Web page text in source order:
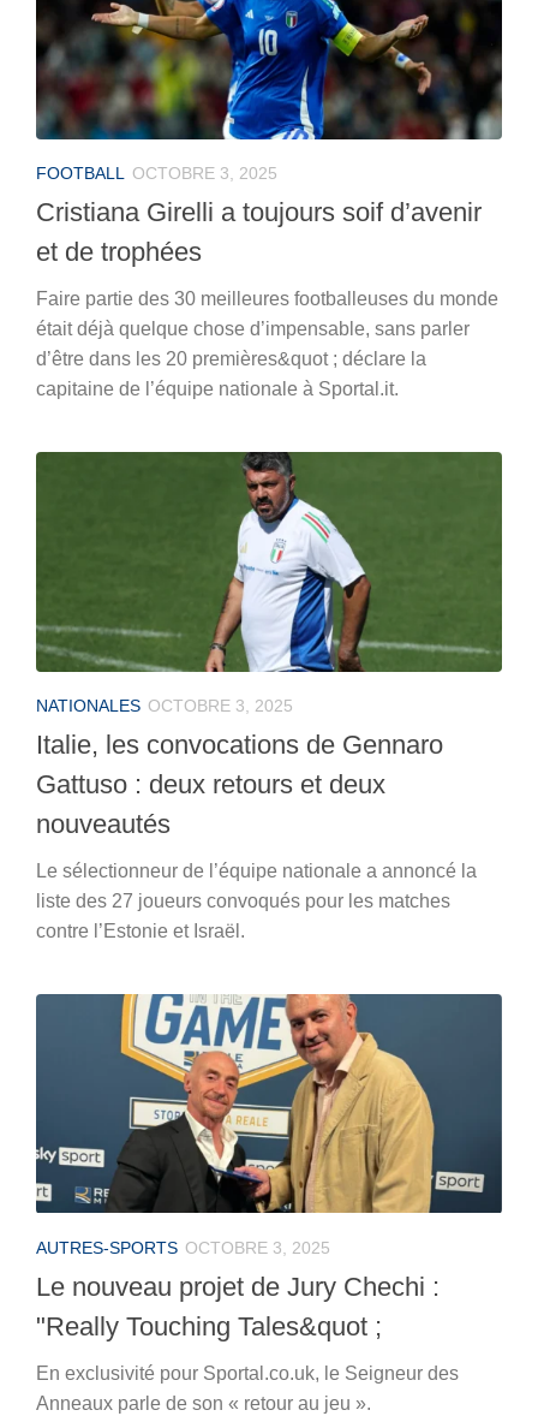
FOOTBALL OCTOBRE 3, 2025
Cristiana Girelli a toujours soif d’avenir
et de trophées
Faire partie des 30 meilleures footballeuses du monde
était déjà quelque chose d’impensable, sans parler
d’être dans les 20 premières&quot ; déclare la
capitaine de l’équipe nationale à Sportal.it.
NATIONALES OCTOBRE 3, 2025
Italie, les convocations de Gennaro
Gattuso : deux retours et deux
nouveautés
Le sélectionneur de l’équipe nationale a annoncé la
liste des 27 joueurs convoqués pour les matches
contre l’Estonie et Israël.
AUTRES-SPORTS OCTOBRE 3, 2025
Le nouveau projet de Jury Chechi :
"Really Touching Tales&quot ;
En exclusivité pour Sportal.co.uk, le Seigneur des
Anneaux parle de son « retour au jeu ».